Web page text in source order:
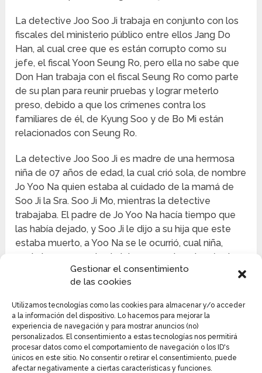
Gestionar el consentimiento
de las cookies
Utilizamos tecnologías como las cookies para almacenar y/o acceder
a la información del dispositivo. Lo hacemos para mejorar la
experiencia de navegación y para mostrar anuncios (no)
personalizados. El consentimiento a estas tecnologías nos permitirá
procesar datos como el comportamiento de navegación o los ID's
únicos en este sitio. No consentir o retirar el consentimiento, puede
afectar negativamente a ciertas características y funciones.
La detective Joo Soo Ji trabaja en conjunto con los
fiscales del ministerio público entre ellos Jang Do
Han, al cual cree que es están corrupto como su
jefe, el fiscal Yoon Seung Ro, pero ella no sabe que
Don Han trabaja con el fiscal Seung Ro como parte
de su plan para reunir pruebas y lograr meterlo
preso, debido a que los crímenes contra los
familiares de él, de Kyung Soo y de Bo Mi están
relacionados con Seung Ro.
La detective Joo Soo Ji es madre de una hermosa
niña de 07 años de edad, la cual crió sola, de nombre
Jo Yoo Na quien estaba al cuidado de la mamá de
Soo Ji la Sra. Soo Ji Mo, mientras la detective
trabajaba. El padre de Jo Yoo Na hacía tiempo que
las había dejado, y Soo Ji le dijo a su hija que este
estaba muerto, a Yoo Na se le ocurrió, cual niña,
enviarle un mensaje al cielo a su padre a través de
un avión de papel.
escuela, y sin que su abuela Ji Mo se diera cuenta se
dirigió a uno de ellos, que esta solo, en proceso de
construcción, pero a ella se acercó Yoon Si Wan, el
hijo adolescente del fiscal superior Seung Ro, y se le
ofreció a acompañarla ya que Yoo Na le tenia miedo